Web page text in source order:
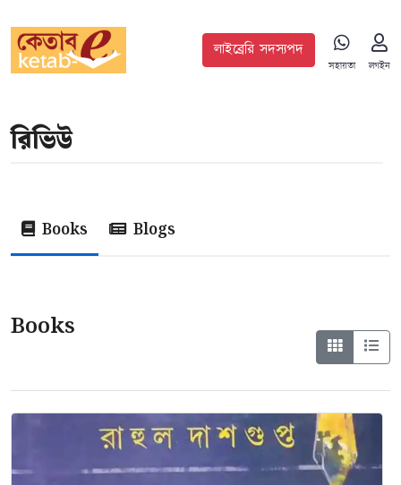
লাইব্রেরি সদস্যপদ
সহায়তা লগইন
রিভিউ
Books Blogs
Books